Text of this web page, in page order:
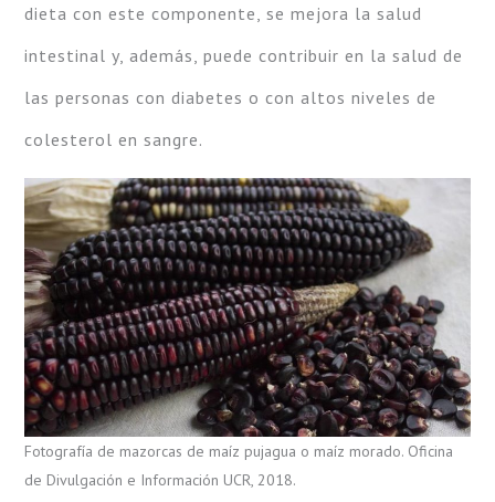
dieta con este componente, se mejora la salud
intestinal y, además, puede contribuir en la salud de
las personas con diabetes o con altos niveles de
colesterol en sangre.
Fotografía de mazorcas de maíz pujagua o maíz morado. Oficina
de Divulgación e Información UCR, 2018.